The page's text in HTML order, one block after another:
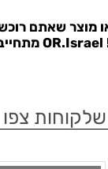
מוצר שאתם
OR.Israel